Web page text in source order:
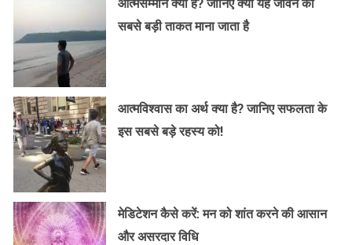
सबसे बड़ी ताकत माना जाता है
आत्मविश्वास का अर्थ क्या है? जानिए सफलता के
इस सबसे बड़े रहस्य को!
मेडिटेशन कैसे करें: मन को शांत करने की आसान
और असरदार विधि